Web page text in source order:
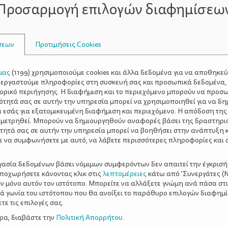
φίλες μου κι έξω από την πόρτα. Και γενικά
εύκολα, γρήγορα και δεν λερώνει για ευνόητους
με τα άλλα μικρά συμμαθητούδια. Ποιος έμαθε
πιο εύκολα την πρόσθεση με δεκαδικό, ποιος
παιδί είναι διαφορετικό, έχει τους ρυθμούς του και
με τις άλλες μαμάδες και μη συμμετέχετε σε
καιρό.
τάξεις, προσπαθήστε να είστε όσο γίνεται πιο
γράφει τεστ στις προσωπικές αντωνυμίες. Δυστυχώς
ο ελεύθερος χρόνος θα λιγοστεύει εκ των
γιαύπνονωρίς. Θυμηθείτε πόσο βασανιστικό ήταν το
τη δυσάρεστη εμπειρία…
των παιδιών σας. Περνούν γρήγορα –κι αυτό
επιλογών
Προτιμήσεις Cookies
(1199) χρησιμοποιούμε cookies και άλλα δεδομένα για να
πληροφορίες στη συσκευή σας και προσωπικά
περιήγησης. Η διαφήμιση και το περιεχόμενο μπορούν να
σας σε αυτήν την υπηρεσία μπορεί να χρησιμοποιηθεί για να
εσάς για εξατομικευμένη διαφήμιση και περιεχόμενο. Η απόδοση
Μπορούν να δημιουργηθούν αναφορές βάσει της
σας σε αυτήν την υπηρεσία μπορεί να βοηθήσει στην ανάπτυξη
να συμφωνήσετε με αυτό, να λάβετε περισσότερες πληροφορίες και
δεδομένων βάσει νόμιμων συμφερόντων δεν απαιτεί την
κάνοντας κλικ στις λεπτομέρειες κάτω από 'Συνεργάτες
μόνο αυτόν τον ιστότοπο. Μπορείτε να αλλάξετε γνώμη ανά πάσα
γωνία του ιστότοπου που θα ανοίξει το παράθυρο επιλογών
τις επιλογές σας.
διαβάστε την Πολιτική Απορρήτου.